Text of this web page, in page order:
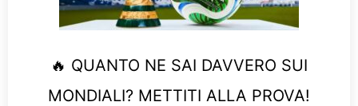
🔥 QUANTO NE SAI DAVVERO SUI
MONDIALI? METTITI ALLA PROVA!